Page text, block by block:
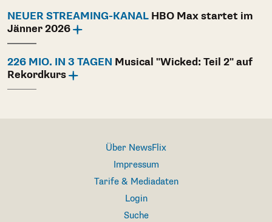
NEUER STREAMING-KANAL HBO Max startet im
Jänner 2026
226 MIO. IN 3 TAGEN Musical "Wicked: Teil 2" auf
Rekordkurs
Über NewsFlix
Impressum
Tarife & Mediadaten
Login
Suche